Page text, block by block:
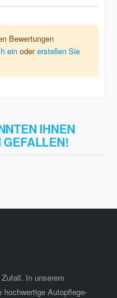
Bewertungen
ein odererstellen Sie
IHNEN
GEFALLEN!
In unserem
hochwertige Autopflege-